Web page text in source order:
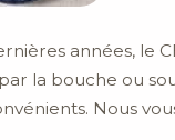
années, le
la bouche ou
Nous